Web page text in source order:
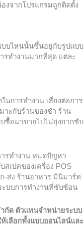
งจากโปรแกรมถูกติดตั้ง
บบไหนนั้นขึ้นอยู่กับรูปแบบ
รทำงานมากที่สุด แต่ละ
นการทำงาน เสี่ยงต่อการ
าะกับร้านของชำ ร้าน
ซื้อมาขายไปไม่ยุ่งยากซับ
ารทำงาน หมดปัญหา
เปคของเครื่อง POS
-ส่ง ร้านอาหาร มินิมาร์ท
บบการทำงานที่ซับซ้อน
กัด ตัวแทนจำหน่ายระบบ
เลือกทั้งแบบออนไลน์และ